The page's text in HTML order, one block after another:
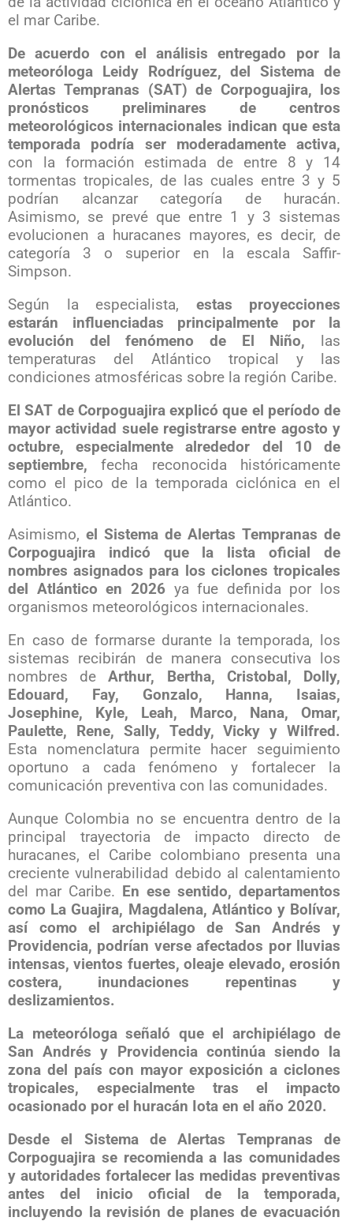
el mar Caribe.
De acuerdo con el análisis entregado por la
meteoróloga Leidy Rodríguez, del Sistema de
Alertas Tempranas (SAT) de Corpoguajira, los
pronósticos preliminares de centros
meteorológicos internacionales indican que esta
temporada podría ser moderadamente activa,
con la formación estimada de entre 8 y 14
tormentas tropicales, de las cuales entre 3 y 5
podrían alcanzar categoría de huracán.
Asimismo, se prevé que entre 1 y 3 sistemas
evolucionen a huracanes mayores, es decir, de
categoría 3 o superior en la escala Saffir-
Simpson.
Según la especialista, estas proyecciones
estarán influenciadas principalmente por la
evolución del fenómeno de El Niño, las
temperaturas del Atlántico tropical y las
condiciones atmosféricas sobre la región Caribe.
El SAT de Corpoguajira explicó que el período de
mayor actividad suele registrarse entre agosto y
octubre, especialmente alrededor del 10 de
septiembre, fecha reconocida históricamente
como el pico de la temporada ciclónica en el
Atlántico.
Asimismo, el Sistema de Alertas Tempranas de
Corpoguajira indicó que la lista oficial de
nombres asignados para los ciclones tropicales
del Atlántico en 2026ya fue definida por los
organismos meteorológicos internacionales.
En caso de formarse durante la temporada, los
sistemas recibirán de manera consecutiva los
nombres deArthur, Bertha, Cristobal, Dolly,
Edouard, Fay, Gonzalo, Hanna, Isaias,
Josephine, Kyle, Leah, Marco, Nana, Omar,
Paulette, Rene, Sally, Teddy, Vicky y Wilfred.
Esta nomenclatura permite hacer seguimiento
oportuno a cada fenómeno y fortalecer la
comunicación preventiva con las comunidades.
Aunque Colombia no se encuentra dentro de la
principal trayectoria de impacto directo de
huracanes, el Caribe colombiano presenta una
creciente vulnerabilidad debido al calentamiento
del mar Caribe. En ese sentido, departamentos
como La Guajira, Magdalena, Atlántico y Bolívar,
así como el archipiélago de San Andrés y
Providencia, podrían verse afectados por lluvias
intensas, vientos fuertes, oleaje elevado, erosión
costera, inundaciones repentinas y
deslizamientos.
La meteoróloga señaló que el archipiélago de
San Andrés y Providencia continúa siendo la
zona del país con mayor exposición a ciclones
tropicales, especialmente tras el impacto
ocasionado por el huracán Iota en el año 2020.
Desde el Sistema de Alertas Tempranas de
Corpoguajira se recomienda a las comunidades
y autoridades fortalecer las medidas preventivas
antes del inicio oficial de la temporada,
incluyendo la revisión de planes de evacuación